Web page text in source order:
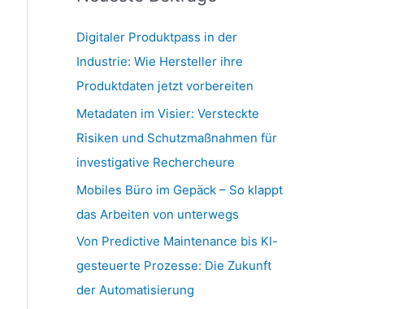
Digitaler Produktpass in der
Industrie: Wie Hersteller ihre
Produktdaten jetzt vorbereiten
Metadaten im Visier: Versteckte
Risiken und Schutzmaßnahmen für
investigative Rechercheure
Mobiles Büro im Gepäck – So klappt
das Arbeiten von unterwegs
Von Predictive Maintenance bis KI-
gesteuerte Prozesse: Die Zukunft
der Automatisierung